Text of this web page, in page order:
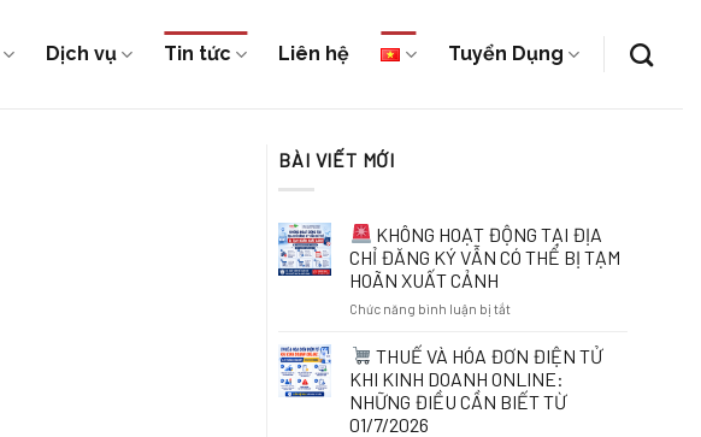
Dịch vụ Tin tức Liên hệ Tuyển Dụng
BÀI VIẾT MỚI
KHÔNG HOẠT ĐỘNG TẠI ĐỊA
CHỈ ĐĂNG KÝ VẪN CÓ THỂ BỊ TẠM
HOÃN XUẤT CẢNH
Chức năng bình luận bị tắtở
KHÔNG
HOẠT
ĐỘNG
TẠI
THUẾ VÀ HÓA ĐƠN ĐIỆN TỬ
KHI KINH DOANH ONLINE:
NHỮNG ĐIỀU CẦN BIẾT TỪ
01/7/2026